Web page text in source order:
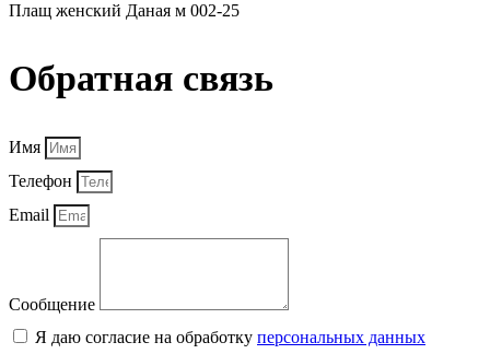
Плащ женский Даная м 002-25
Обратная связь
Имя
Телефон
Email
Сообщение
Я даю согласие на обработку персональных данных